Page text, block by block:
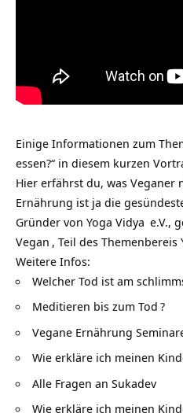
Einige Informationen zum
essen?“ in diesem kurzen
Hier erfährst du, was Veganer
Ernährung ist ja die
Gründer von Yoga Vidya e.V.,
Vegan , Teil des Themenbereis
Weitere Infos:
Welcher Tod ist am
Meditieren bis zum Tod ?
Vegane Ernährung
Wie erkläre ich meinen
Alle Fragen an Sukadev
Wie erkläre ich meinen